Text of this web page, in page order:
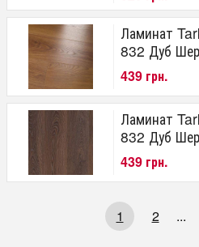
Ламинат
832 Дуб
439 грн.
Ламинат
832 Дуб
439 грн.
1 2 ...